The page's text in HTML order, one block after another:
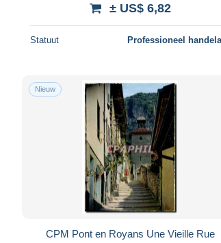
± US$ 6,82
Statuut Professioneel
Nieuw
CPM Pont en Royans Une Vieille Rue